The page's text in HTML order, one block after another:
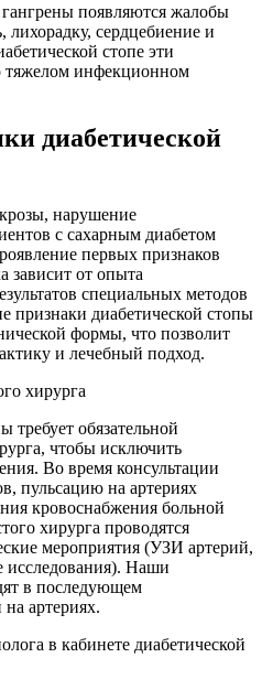
появляются жалобы
лихорадку, сердцебиение и
стопе эти
тяжелом инфекционном
диабетической
нарушение
с сахарным диабетом
первых признаков
зависит от опыта
специальных методов
признаки диабетической стопы
формы, что позволит
и лечебный подход.
хирурга
требует обязательной
чтобы исключить
Во время консультации
пульсацию на артериях
кровоснабжения больной
хирурга проводятся
мероприятия (УЗИ артерий,
Наши
в последующем
артериях.
в кабинете диабетической